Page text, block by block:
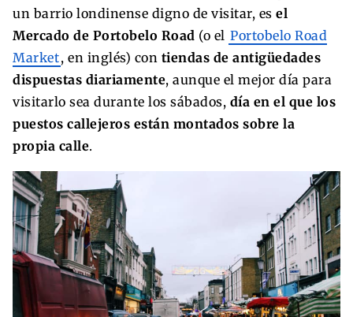
un barrio londinense digno de visitar, es el
Mercado de Portobelo Road (o el Portobelo Road
Market, en inglés) con tiendas de antigüedades
dispuestas diariamente, aunque el mejor día para
visitarlo sea durante los sábados, día en el que los
puestos callejeros están montados sobre la
propia calle.